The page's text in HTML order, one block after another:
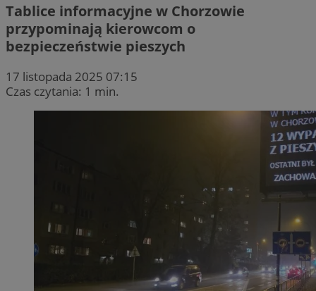
Tablice informacyjne w Chorzowie
przypominają kierowcom o
bezpieczeństwie pieszych
17 listopada 2025 07:15
Czas czytania: 1 min.